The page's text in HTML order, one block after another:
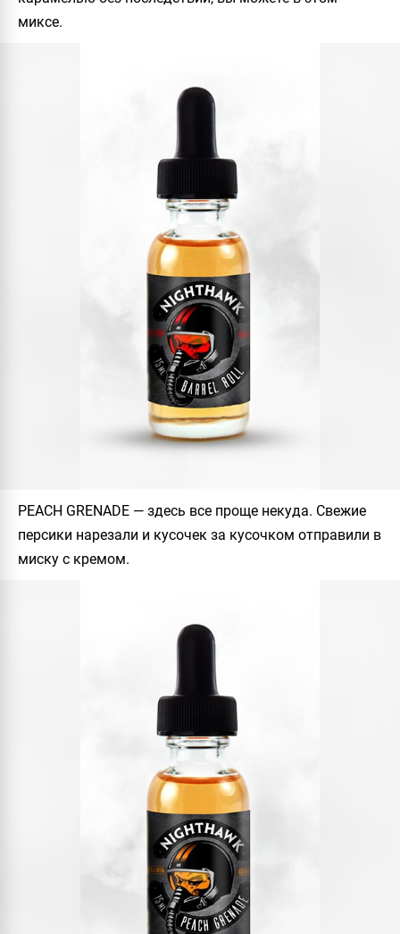
миксе.
PEACH GRENADE — здесь все проще некуда. Свежие
персики нарезали и кусочек за кусочком отправили в
миску с кремом.